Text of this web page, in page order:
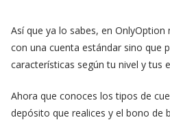
Así que ya lo sabes, en
con una cuenta estándar sino que
características según tu nivel y tus
Ahora que conoces los tipos de
depósito que realices y el bono de